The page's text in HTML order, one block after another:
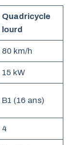
Quadricycle
lourd
80 km/h
15 kW
B1 (16 ans)
4